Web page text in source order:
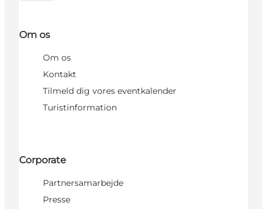
Om os
Om os
Kontakt
Tilmeld dig vores eventkalender
Turistinformation
Corporate
Partnersamarbejde
Presse